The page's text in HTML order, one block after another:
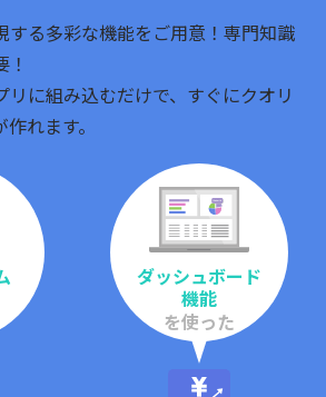
する多彩な機能をご用意！専門知識
リに組み込むだけで、すぐにクオリ
れます。
ダッシュボード
機能
を使った